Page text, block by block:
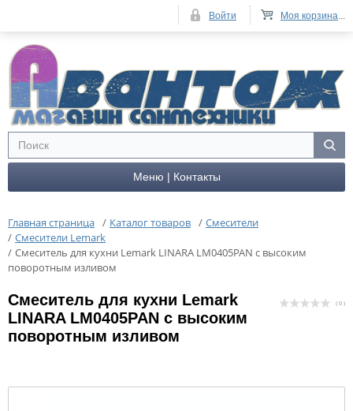
Меню | Контакты
Главная страница / Каталог товаров / Смесители
/ Смесители Lemark
/ Cмеситель для кухни Lemark LINARA LM0405PAN с высоким
поворотным изливом
Cмеситель для кухни Lemark
LINARA LM0405PAN с высоким
поворотным изливом
( 0 )
Моя корзина...
Войти